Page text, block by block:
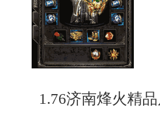
1.76济南烽火精